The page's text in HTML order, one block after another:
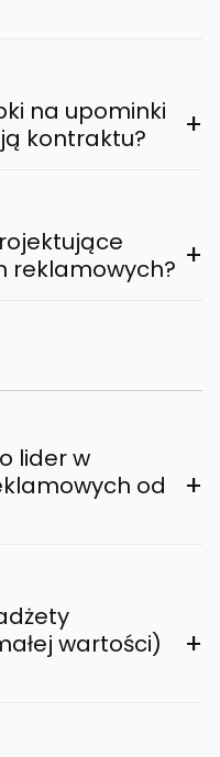
na upominki
kontraktu?
+
reklamowych? +
lider w
od
+
wartości)
+